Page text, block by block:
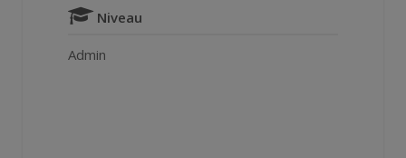
Niveau
Admin